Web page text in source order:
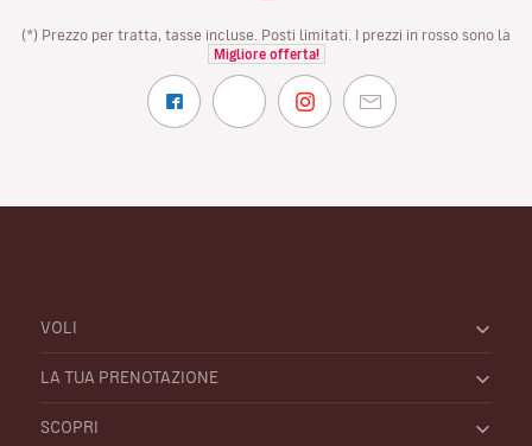
(*) Prezzo per tratta, tasse incluse. Posti limitati. I prezzi in rosso sono la
Migliore offerta!
VOLI
LA TUA PRENOTAZIONE
SCOPRI